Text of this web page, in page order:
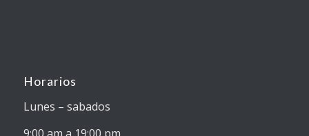
Horarios
Lunes – sabados